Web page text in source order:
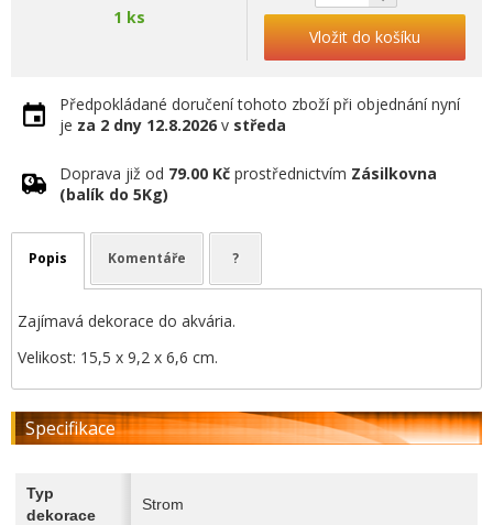
1 ks
Vložit do košíku
Předpokládané doručení tohoto zboží při objednání nyní
je za 2 dny 12.8.2026 v středa
Doprava již od 79.00 Kč prostřednictvím Zásilkovna
(balík do 5Kg)
Popis Komentáře ?
Zajímavá dekorace do akvária.
Velikost: 15,5 x 9,2 x 6,6 cm.
Specifikace
Typ
dekorace
Strom